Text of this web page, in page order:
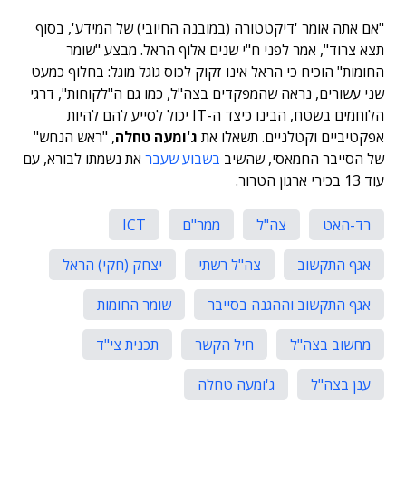
"אם אתה אומר 'דיקטטורה (במובנה החיובי) של המידע', בסוף
תצא צרוד", אמר לפני ח"י שנים אלוף הראל. מבצע "שומר
החומות" הוכיח כי הראל אינו זקוק לכוס גוֹגל מוגל: בחלוף כמעט
שני עשורים, נראה שהמפקדים בצה"ל, כמו גם ה"לקוחות", דרגי
הלוחמים בשטח, הבינו כיצד ה-IT יכול לסייע להם להיות
אפקטיביים וקטלניים. תשאלו את ג'ומעה טחלה, "ראש הנחש"
של הסייבר החמאסי, שהשיב בשבוע שעבר את נשמתו לבורא, עם
עוד 13 בכירי ארגון הטרור.
רד-האט צה"ל ממר"ם
ICT
אגף התקשוב
צה"ל רשתי
יצחק (חקי) הראל
אגף התקשוב וההגנה בסייבר
שומר החומות
מחשוב בצה"ל
חיל הקשר
תכנית צי"ד
ענן בצה"ל
ג'ומעה טחלה